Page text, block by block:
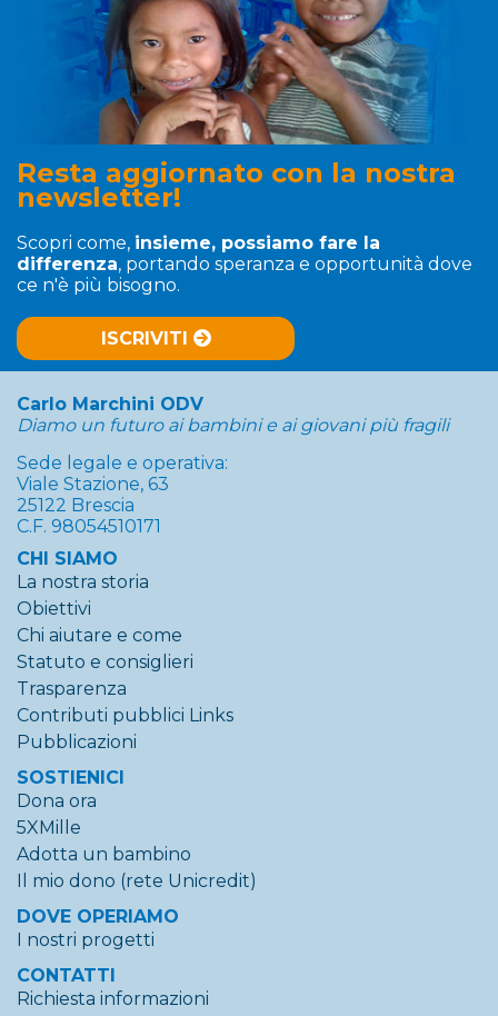
Resta aggiornato con la nostra
newsletter!
Scopri come, insieme, possiamo fare la
differenza, portando speranza e opportunità dove
ce n'è più bisogno.
ISCRIVITI
Carlo Marchini ODV
Diamo un futuro ai bambini e ai giovani più fragili
Sede legale e operativa:
Viale Stazione, 63
25122 Brescia
C.F. 98054510171
CHI SIAMO
La nostra storia
Obiettivi
Chi aiutare e come
Statuto e consiglieri
Trasparenza
Contributi pubblici Links
Pubblicazioni
SOSTIENICI
Dona ora
5XMille
Adotta un bambino
Il mio dono (rete Unicredit)
DOVE OPERIAMO
I nostri progetti
CONTATTI
Richiesta informazioni